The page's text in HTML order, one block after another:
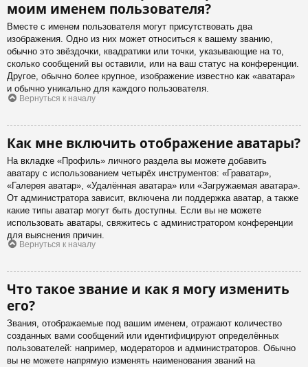
моим именем пользователя?
Вместе с именем пользователя могут присутствовать два
изображения. Одно из них может относиться к вашему званию,
обычно это звёздочки, квадратики или точки, указывающие на то,
сколько сообщений вы оставили, или на ваш статус на конференции.
Другое, обычно более крупное, изображение известно как «аватара»
и обычно уникально для каждого пользователя.
Вернуться к началу
Как мне включить отображение аватары?
На вкладке «Профиль» личного раздела вы можете добавить
аватару с использованием четырёх инструментов: «Граватар»,
«Галерея аватар», «Удалённая аватара» или «Загружаемая аватара».
От администратора зависит, включена ли поддержка аватар, а также
какие типы аватар могут быть доступны. Если вы не можете
использовать аватары, свяжитесь с администратором конференции
для выяснения причин.
Вернуться к началу
Что такое звание и как я могу изменить
его?
Звания, отображаемые под вашим именем, отражают количество
созданных вами сообщений или идентифицируют определённых
пользователей: например, модераторов и администраторов. Обычно
вы не можете напрямую изменять наименования званий на